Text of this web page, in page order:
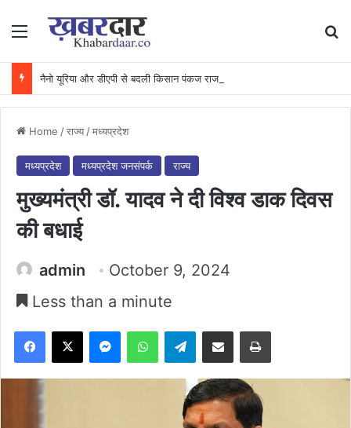
Menu
Home /राज्य /मध्यप्रदेश
मध्यप्रदेश मध्यप्रदेश जनसंपर्क राज्य
मुख्यमंत्री डॉ. यादव ने दी विश्व डाक दिवस
की बधाई
admin
October 9, 2024
Less than a minute
Facebook
X MessengerWhatsAppTelegramShare via Email Print